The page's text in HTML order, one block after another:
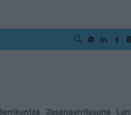
Jasangarritasuna